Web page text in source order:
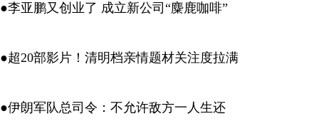
●李亚鹏又创业了 成立新公司“麋鹿咖啡”
●超20部影片！清明档亲情题材关注度拉满
●伊朗军队总司令：不允许敌方一人生还